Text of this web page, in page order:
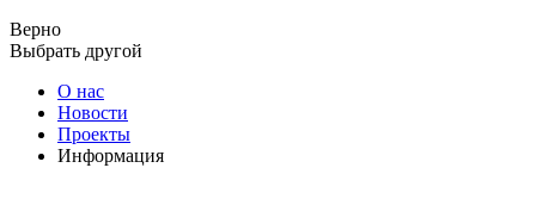
Верно
Выбрать другой
О нас
Новости
Проекты
Информация